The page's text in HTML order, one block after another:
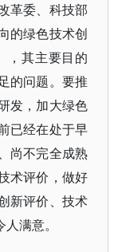
革委、科技部
的绿色技术创
，其主要目的
的问题。要推
发，加大绿色
已经在处于早
尚不完全成熟
术评价，做好
新评价、技术
满意。